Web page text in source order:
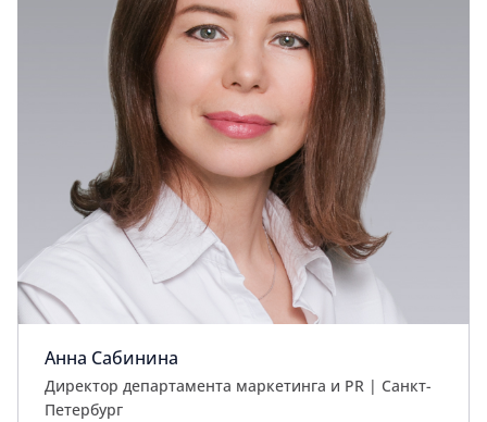
Анна Сабинина
Директор департамента маркетинга и PR | Cанкт-
Петербург